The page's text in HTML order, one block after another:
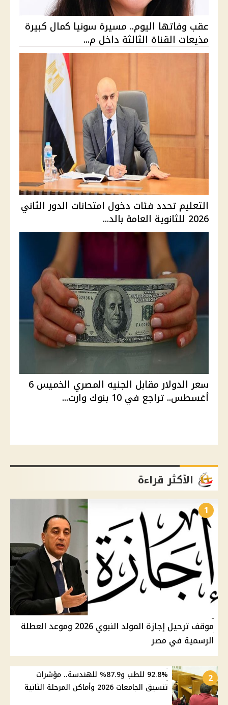
عقب وفاتها اليوم.. مسيرة سونيا كمال كبيرة
مذيعات القناة الثالثة داخل م...
التعليم تحدد فئات دخول امتحانات الدور الثاني
2026 للثانوية العامة بالد...
سعر الدولار مقابل الجنيه المصري الخميس 6
أغسطس.. تراجع في 10 بنوك وارت...
الأكثر قراءة
1
موقف ترحيل إجازة المولد النبوي 2026 وموعد العطلة
الرسمية في مصر
2
92.8% للطب و87.9% للهندسة.. مؤشرات
تنسيق الجامعات 2026 وأماكن المرحلة الثانية